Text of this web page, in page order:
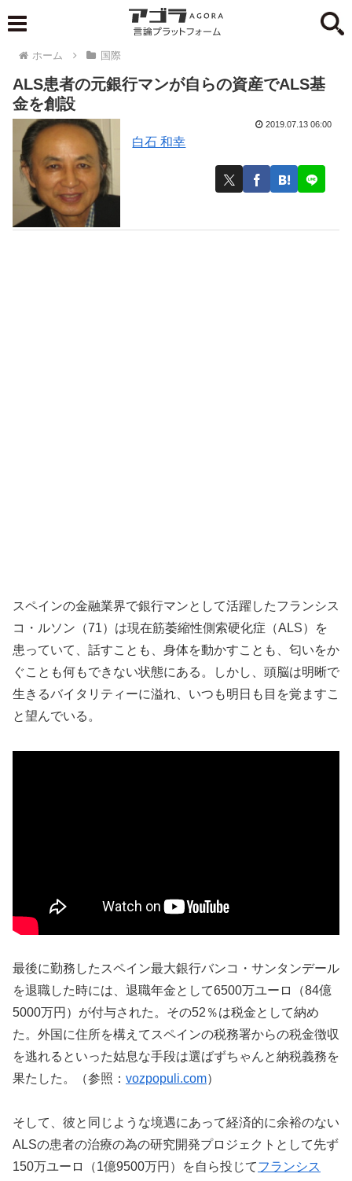
ホーム 国際
ALS患者の元銀行マンが自らの資産でALS基
金を創設
白石 和幸
2019.07.13 06:00
スペインの金融業界で銀行マンとして活躍したフランシス
コ・ルソン（71）は現在筋萎縮性側索硬化症（ALS）を
患っていて、話すことも、身体を動かすことも、匂いをか
ぐことも何もできない状態にある。しかし、頭脳は明晰で
生きるバイタリティーに溢れ、いつも明日も目を覚ますこ
と望んでいる。
最後に勤務したスペイン最大銀行バンコ・サンタンデール
を退職した時には、退職年金として6500万ユーロ（84億
5000万円）が付与された。その52％は税金として納め
た。外国に住所を構えてスペインの税務署からの税金徴収
を逃れるといった姑息な手段は選ばずちゃんと納税義務を
果たした。（参照： vozpopuli.com）
そして、彼と同じような境遇にあって経済的に余裕のない
ALSの患者の治療の為の研究開発プロジェクトとして先ず
150万ユーロ（1億9500万円）を自ら投じてフランシス